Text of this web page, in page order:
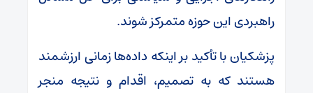
راهبردی این حوزه متمرکز شوند.
پزشکیان با تأکید بر اینکه داده‌ها زمانی ارزشمند
هستند که به تصمیم، اقدام و نتیجه منجر